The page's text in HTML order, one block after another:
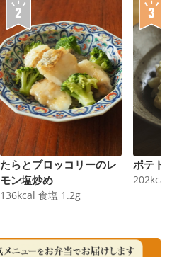
たらとブロッコリーのレ
モン塩炒め
136kcal 食塩 1.2g
ポテト
202kcal